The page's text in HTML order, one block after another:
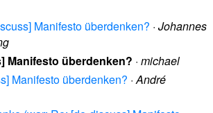
Manifesto überdenken? · Johannes
Manifesto überdenken? · michael
Manifesto überdenken? ·André